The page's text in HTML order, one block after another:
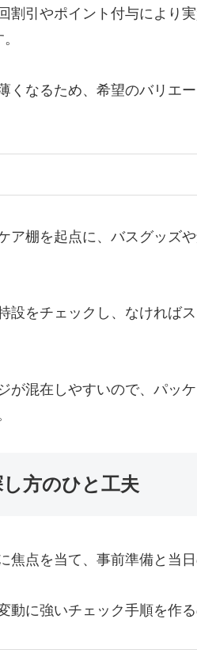
割引やポイント付与により
くなるため、希望のバリエ
ア棚を起点に、バスグッズ
設をチェックし、なければ
が混在しやすいので、パッ
方のひと工夫
焦点を当て、事前準備と当
に強いチェック手順を作る